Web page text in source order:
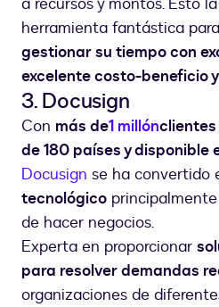
herramienta fantástica
gestionar su tiempo con
excelente costo-beneficio
3. Docusign
Con más de1 millón
de 180 países y disponible
Docusign se ha convertido
tecnológico
de hacer negocios.
Experta en proporcionar
para resolver demandas
organizaciones de